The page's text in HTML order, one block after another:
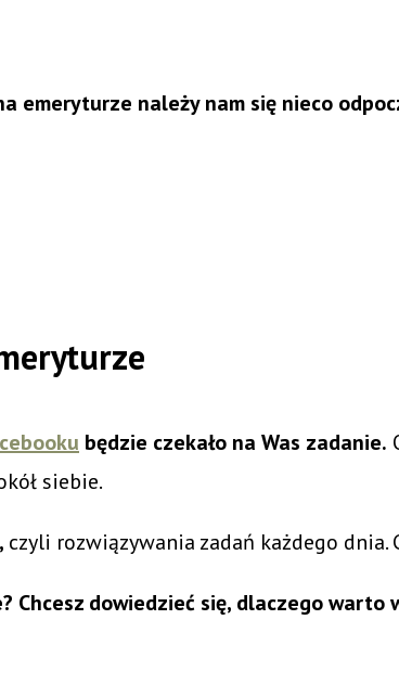
emeryturze należy nam się nieco
będzie czekało na Was zadanie.
siebie.
czyli rozwiązywania zadań każdego
Chcesz dowiedzieć się, dlaczego warto